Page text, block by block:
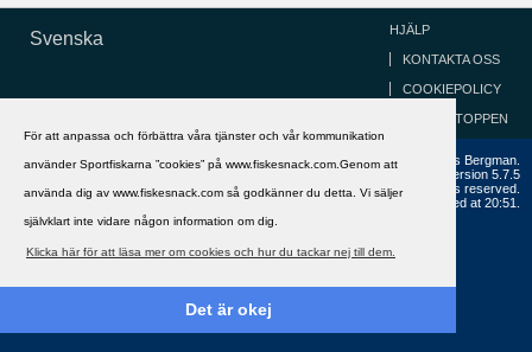
För att anpassa och förbättra våra tjänster och vår kommunikation
använder Sportfiskarna ”cookies” på www.fiskesnack.com.Genom att
använda dig av www.fiskesnack.com så godkänner du detta. Vi säljer
självklart inte vidare någon information om dig.
Klicka här för att läsa mer om cookies och hur du tackar nej till dem.
Det är okej
Svenska HJÄLP
KONTAKTA OSS
COOKIEPOLICY
GÅ TILL TOPPEN
Copyright ©2002 - 2021, FiskeSnack.com. Grundad 2002 av Anders Bergman.
Version 5.7.5
Copyright © 2026 MH Sub I, LLC dba vBulletin. All rights reserved.
All times are GMT+1. This page was generated at 20:51.